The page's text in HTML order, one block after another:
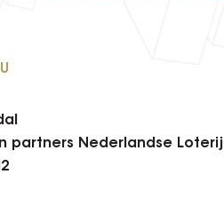
partners Nederlandse Loterij